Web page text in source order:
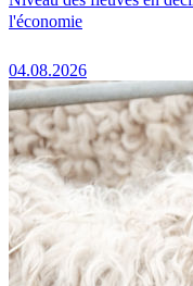
l'économie
04.08.2026